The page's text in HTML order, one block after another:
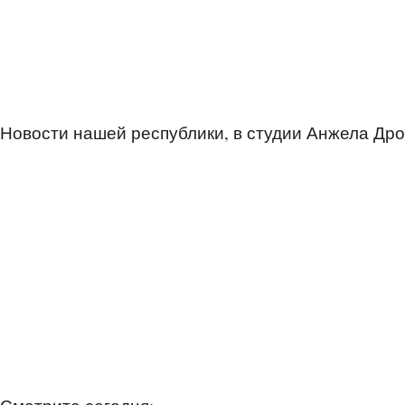
Новости нашей республики, в студии Анжела